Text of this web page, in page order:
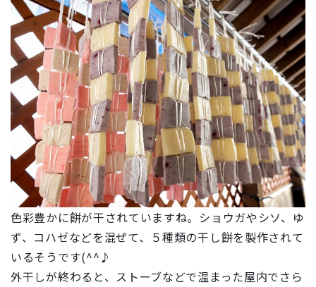
色彩豊かに餅が干されていますね。ショウガやシソ、ゆ
ず、コハゼなどを混ぜて、５種類の干し餅を製作されて
いるそうです(^^♪
外干しが終わると、ストーブなどで温まった屋内でさら